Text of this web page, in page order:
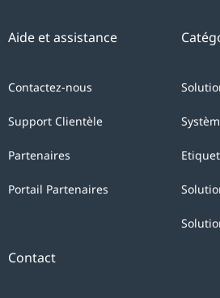
Aide et assistance
Contactez-nous
Support Clientèle
Partenaires
Portail Partenaires
Contact